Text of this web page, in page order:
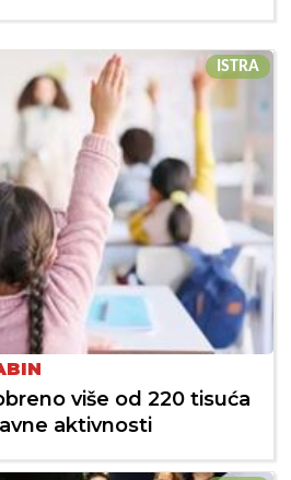
ISTRA
više od 220 tisuća
aktivnosti